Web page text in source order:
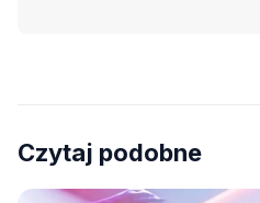
Czytaj podobne